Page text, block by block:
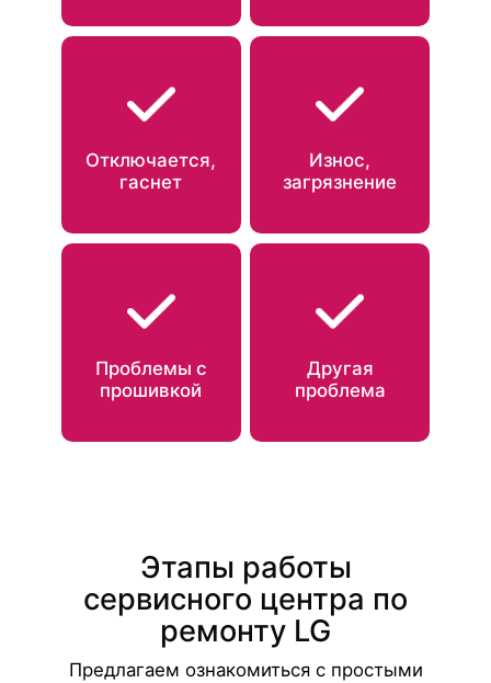
Отключается,
гаснет
Износ,
загрязнение
Проблемы с
прошивкой
Другая
проблема
Этапы работы
сервисного центра по
ремонту LG
Предлагаем ознакомиться с простыми